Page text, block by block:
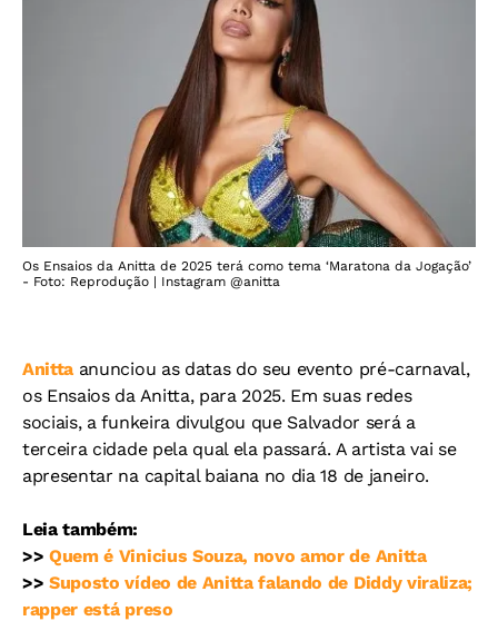
Os Ensaios da Anitta de 2025 terá como tema ‘Maratona da Jogação’
- Foto: Reprodução | Instagram @anitta
Anitta anunciou as datas do seu evento pré-carnaval,
os Ensaios da Anitta, para 2025. Em suas redes
sociais, a funkeira divulgou que Salvador será a
terceira cidade pela qual ela passará. A artista vai se
apresentar na capital baiana no dia 18 de janeiro.
Leia também:
>>Quem é Vinicius Souza, novo amor de Anitta
>>Suposto vídeo de Anitta falando de Diddy viraliza;
rapper está preso